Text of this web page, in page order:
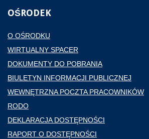
OŚRODEK
O OŚRODKU
WIRTUALNY SPACER
DOKUMENTY DO POBRANIA
BIULETYN INFORMACJI PUBLICZNEJ
WEWNĘTRZNA POCZTA PRACOWNIKÓW
RODO
DEKLARACJA DOSTĘPNOŚCI
RAPORT O DOSTĘPNOŚCI